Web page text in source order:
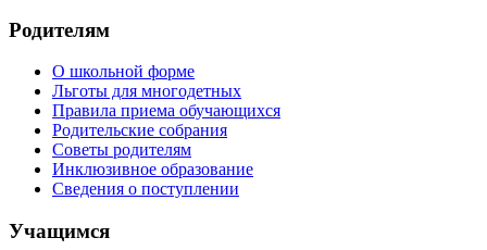
Родителям
О школьной форме
Льготы для многодетных
Правила приема обучающихся
Родительские собрания
Советы родителям
Инклюзивное образование
Сведения о поступлении
Учащимся